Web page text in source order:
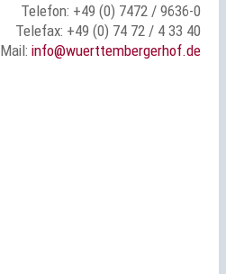
Telefon: +49 (0) 7472 / 9636-0
Telefax: +49 (0) 74 72 / 4 33 40
Mail: info@wuerttembergerhof.de